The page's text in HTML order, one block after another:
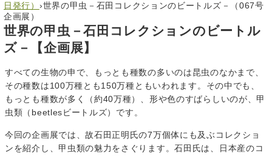
日発行） ›世界の甲虫－石田コレクションのビートルズ－（067号
企画展）
世界の甲虫－石田コレクションのビートル
ズ－【企画展】
すべての生物の申で、もっとも種数の多いのは昆虫のなかまで、
その種数は100万種とも150万種ともいわれます。その中でも、
もっとも種数が多く（約40万種）、形や色のすばらしいのが、甲
虫類（beetlesビートルズ）です。
今回の企画展では、故石田正明氏の7万個体にも及ぶコレクショ
ンを紹介し、甲虫類の魅力をさぐります。石田氏は、日本産のコ